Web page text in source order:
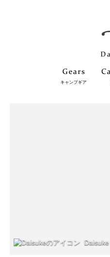
キャンプギア
Daisuke